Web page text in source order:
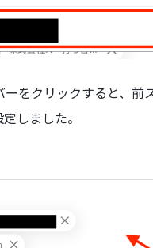
ーをクリックすると、
しました。